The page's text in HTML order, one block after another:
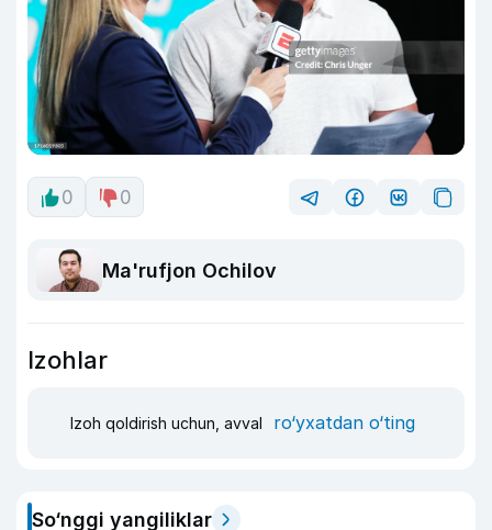
0 0
Ma'rufjon Ochilov
Izohlar
Izoh qoldirish uchun, avval ro‘yxatdan o‘ting
So‘nggi yangiliklar